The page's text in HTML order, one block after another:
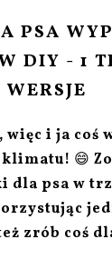
PSA
DIY - 1
WERSJE
i ja coś
klimatu! 😄
dla psa w
zrób coś